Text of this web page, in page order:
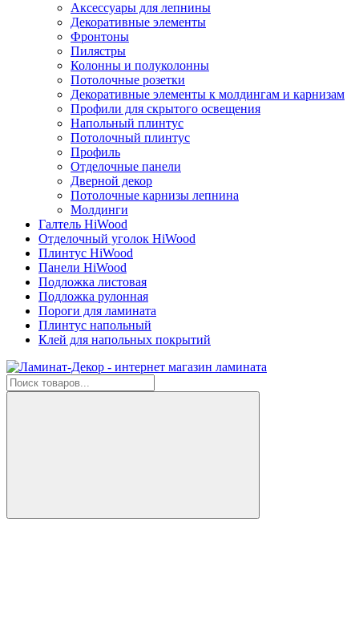
Аксессуары для лепнины
Декоративные элементы
Фронтоны
Пилястры
Колонны и полуколонны
Потолочные розетки
Декоративные элементы к молдингам и карнизам
Профили для скрытого освещения
Напольный плинтус
Потолочный плинтус
Профиль
Отделочные панели
Дверной декор
Потолочные карнизы лепнина
Молдинги
Галтель HiWood
Отделочный уголок HiWood
Плинтус HiWood
Панели HiWood
Подложка листовая
Подложка рулонная
Пороги для ламината
Плинтус напольный
Клей для напольных покрытий